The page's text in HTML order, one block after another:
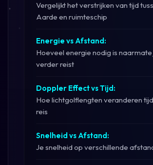
Vergelijkt het verstrijken van tijd
Aarde en ruimteschip
Energie vs Afstand:
Hoeveel energie nodig is naarmate
verder reist
Doppler Effect vs Tijd:
Hoe lichtgolflengten veranderen
reis
Snelheid vs Afstand:
Je snelheid op verschillende